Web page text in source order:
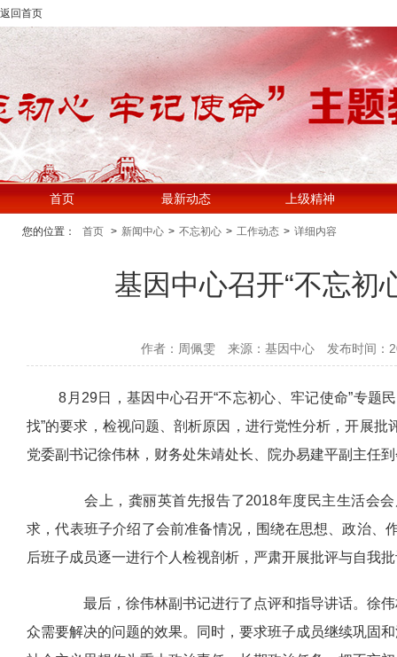
返回首页
首页 最新动态 上级精神
您的位置： 首页 > 新闻中心 > 不忘初心 > 工作动态 > 详细内容
基因中心召开“不忘初
作者：​周佩雯 来源：基因中心 发布时间：
8月29日，基因中心召开“不忘初心、牢记使命”专题
找”的要求，检视问题、剖析原因，进行党性分析，开展
党委副书记徐伟林，财务处朱靖处长、院办易建平副主任
会上，龚丽英首先报告了2018年度民主生活会会
求，代表班子介绍了会前准备情况，围绕在思想、政治、
后班子成员逐一进行个人检视剖析，严肃开展批评与自我
最后，徐伟林副书记进行了点评和指导讲话。徐伟
众需要解决的问题的效果。同时，要求班子成员继续巩固